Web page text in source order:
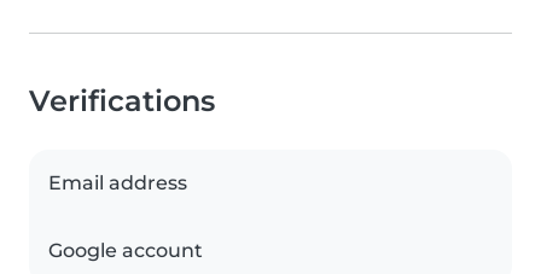
Verifications
Email address
Google account